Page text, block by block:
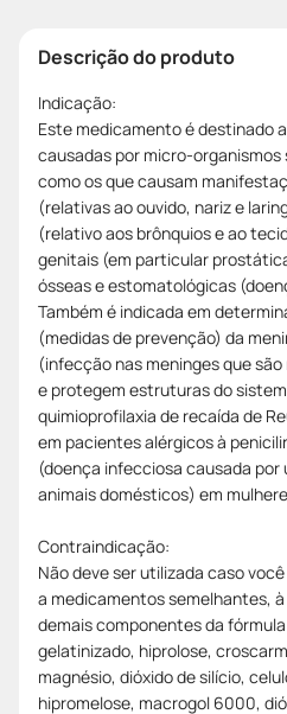
Descrição do produto
Indicação:
Este medicamento é destinado
causadas por micro-organismos
como os que causam
(relativas ao ouvido, nariz e
(relativo aos brônquios e ao
genitais (em particular
ósseas e estomatológicas
Também é indicada em
(medidas de prevenção) da
(infecção nas meninges que
e protegem estruturas do
quimioprofilaxia de recaída de
em pacientes alérgicos à
(doença infecciosa causada
animais domésticos) em
Contraindicação:
Não deve ser utilizada caso
a medicamentos semelhantes,
demais componentes da
gelatinizado, hiprolose,
magnésio, dióxido de silício,
hipromelose, macrogol 6000,